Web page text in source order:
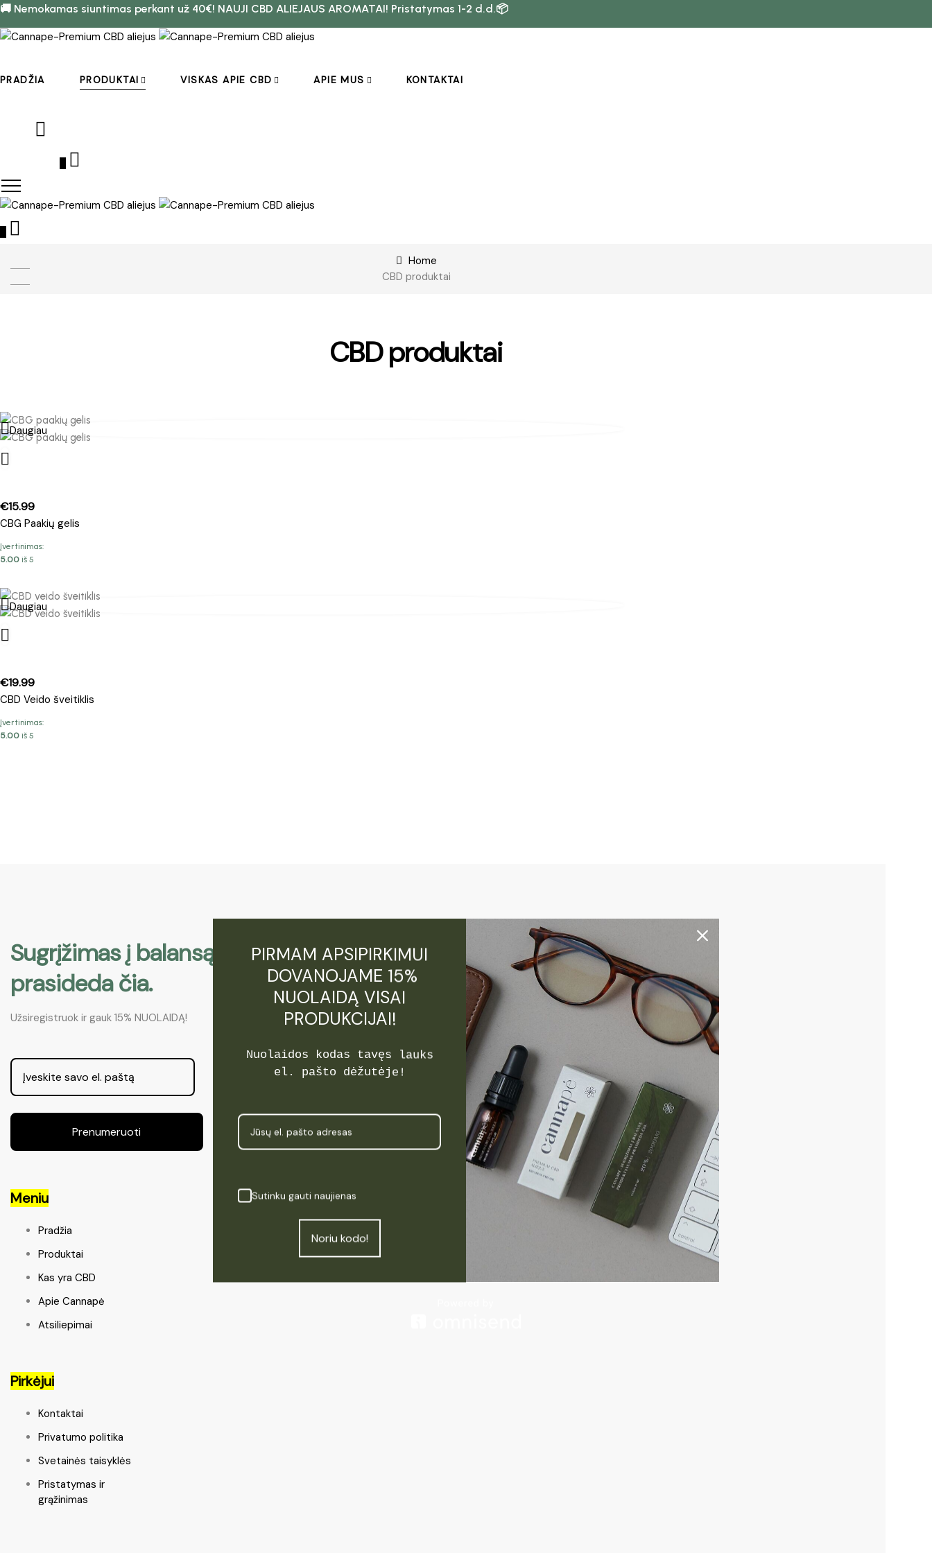
🚚 Nemokamas siuntimas perkant už 40€! NAUJI CBD ALIEJAUS AROMATAI! Pristatymas 1-2 d.d.📦
PRADŽIA PRODUKTAI VISKAS APIE CBD APIE MUS KONTAKTAI
Home
CBD produktai
CBD produktai
Daugiau
€15.99
CBG Paakių gelis
Įvertinimas:
5.00 iš 5
Daugiau
€19.99
CBD Veido šveitiklis
Įvertinimas:
5.00 iš 5
Sugrįžimas į balansą. Produktyvumas
prasideda čia.
Užsiregistruok ir gauk 15% NUOLAIDĄ!
Prenumeruoti
Meniu
Pradžia
Produktai
Kas yra CBD
Apie Cannapė
Atsiliepimai
Pirkėjui
Kontaktai
Privatumo politika
Svetainės taisyklės
Pristatymas ir
grąžinimas
PIRMAM APSIPIRKIMUI
DOVANOJAME 15%
NUOLAIDĄ VISAI
PRODUKCIJAI!
Nuolaidos kodas tavęs lauks
el. pašto dėžutėje!
Sutinku gauti naujienas
Noriu kodo!